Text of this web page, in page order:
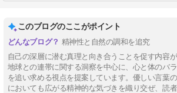
このブログのここがポイント
精神性と自然の調和を追究
自己の深層に潜む真理と向き合うことを促す内容
地球との連帯に関する洞察を中心に、心と体のバ
を追い求める視点を提案しています。優しい言葉
においても広がる精神的な気づきを織り交ぜ、読